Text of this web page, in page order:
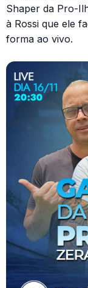
Shaper da Pro-
à Rossi que ele
forma ao vivo.